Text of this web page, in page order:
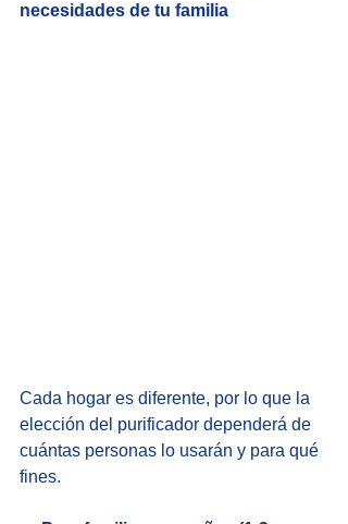
necesidades de tu familia
Cada hogar es diferente, por lo que la
elección del purificador dependerá de
cuántas personas lo usarán y para qué
fines.